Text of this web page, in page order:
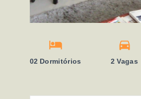
02 Dormitórios 2 Vagas